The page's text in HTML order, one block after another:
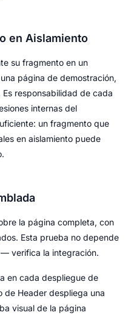
en Aislamiento
su fragmento en un
página de demostración,
responsabilidad de cada
internas del
un fragmento que
en aislamiento puede
la página completa, con
Esta prueba no depende
verifica la integración.
en cada despliegue de
de Header despliega una
visual de la página